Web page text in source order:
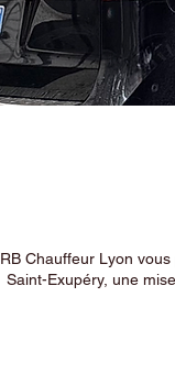
RB Chauffeur Lyon
Saint-Exupéry, une